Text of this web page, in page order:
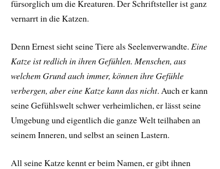
fürsorglich um die Kreaturen. Der Schriftsteller ist ganz
vernarrt in die Katzen.
Denn Ernest sieht seine Tiere als Seelenverwandte.Eine
Katze ist redlich in ihren Gefühlen. Menschen, aus
welchem Grund auch immer, können ihre Gefühle
verbergen, aber eine Katze kann das nicht. Auch er kann
seine Gefühlswelt schwer verheimlichen, er lässt seine
Umgebung und eigentlich die ganze Welt teilhaben an
seinem Inneren, und selbst an seinen Lastern.
All seine Katze kennt er beim Namen, er gibt ihnen